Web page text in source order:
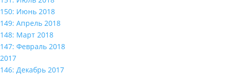
150: Июнь 2018
149: Апрель 2018
148: Март 2018
147: Февраль 2018
2017
146: Декабрь 2017